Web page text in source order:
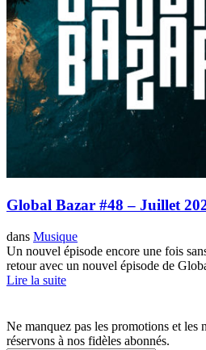
Global Bazar #48 – Juillet
dans Musique
Un nouvel épisode encore une fois
retour avec un nouvel épisode de
Lire la suite
Ne manquez pas les promotions et les
réservons à nos fidèles abonnés.